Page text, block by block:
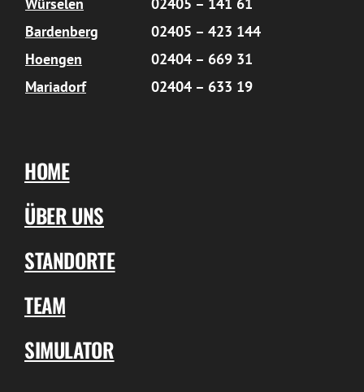
Würselen
02405 – 141 61
Bardenberg
02405 – 423 144
Hoengen
02404 – 669 31
Mariadorf
02404 – 633 19
HOME
ÜBER UNS
STANDORTE
TEAM
SIMULATOR